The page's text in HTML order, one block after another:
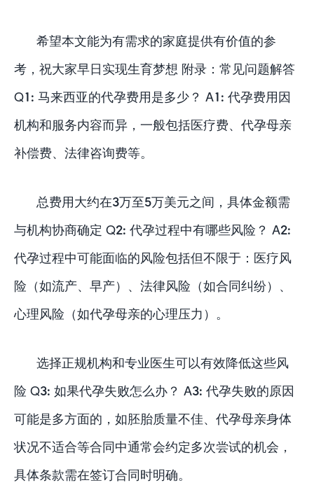
希望本文能为有需求的家庭提供有价值的参
考，祝大家早日实现生育梦想 附录：常见问题解答
Q1: 马来西亚的代孕费用是多少？ A1: 代孕费用因
机构和服务内容而异，一般包括医疗费、代孕母亲
补偿费、法律咨询费等。
总费用大约在3万至5万美元之间，具体金额需
与机构协商确定 Q2: 代孕过程中有哪些风险？ A2:
代孕过程中可能面临的风险包括但不限于：医疗风
险（如流产、早产）、法律风险（如合同纠纷）、
心理风险（如代孕母亲的心理压力）。
选择正规机构和专业医生可以有效降低这些风
险 Q3: 如果代孕失败怎么办？ A3: 代孕失败的原因
可能是多方面的，如胚胎质量不佳、代孕母亲身体
状况不适合等合同中通常会约定多次尝试的机会，
具体条款需在签订合同时明确。